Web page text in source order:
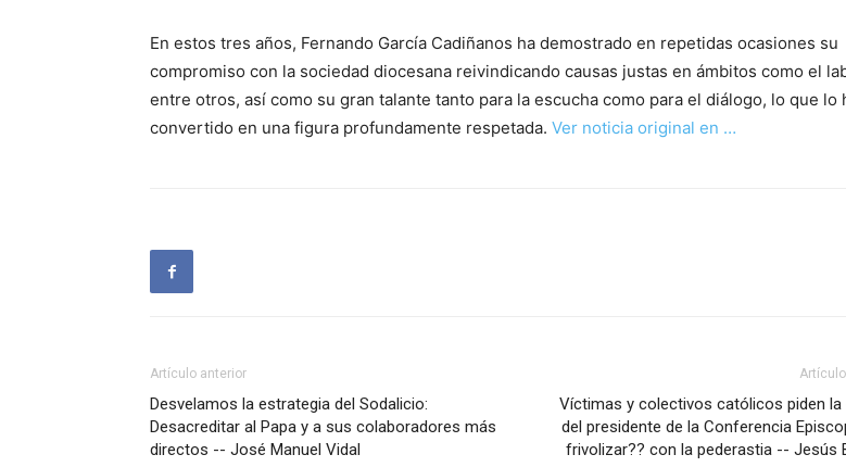
En estos tres años, Fernando García Cadiñanos ha demostrado en repetidas ocasiones su
compromiso con la sociedad diocesana reivindicando causas justas en ámbitos como el
entre otros, así como su gran talante tanto para la escucha como para el diálogo, lo que lo
convertido en una figura profundamente respetada. Ver noticia original en …
Artículo anterior
Desvelamos la estrategia del Sodalicio:
Desacreditar al Papa y a sus colaboradores más
directos -- José Manuel Vidal
Víctimas y colectivos católicos piden la
del presidente de la Conferencia
frivolizar?? con la pederastia -- Jesús